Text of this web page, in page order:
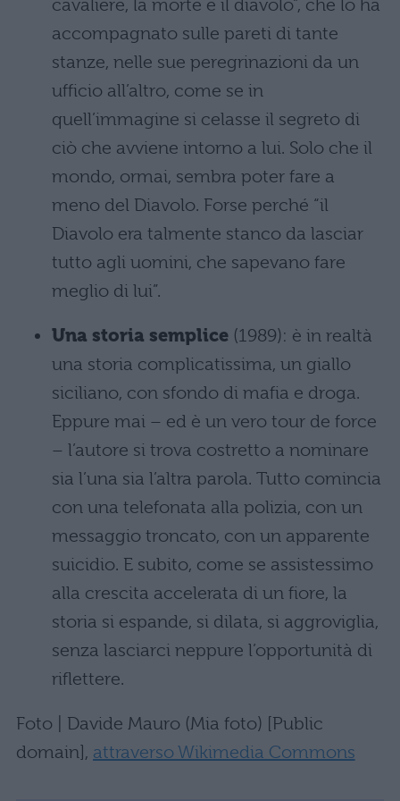
cavaliere, la morte e il diavolo”, che lo ha
accompagnato sulle pareti di tante
stanze, nelle sue peregrinazioni da un
ufficio all’altro, come se in
quell’immagine si celasse il segreto di
ciò che avviene intorno a lui. Solo che il
mondo, ormai, sembra poter fare a
meno del Diavolo. Forse perché “il
Diavolo era talmente stanco da lasciar
tutto agli uomini, che sapevano fare
meglio di lui”.
Una storia semplice (1989): è in realtà
una storia complicatissima, un giallo
siciliano, con sfondo di mafia e droga.
Eppure mai – ed è un vero tour de force
– l’autore si trova costretto a nominare
sia l’una sia l’altra parola. Tutto comincia
con una telefonata alla polizia, con un
messaggio troncato, con un apparente
suicidio. E subito, come se assistessimo
alla crescita accelerata di un fiore, la
storia si espande, si dilata, si aggroviglia,
senza lasciarci neppure l’opportunità di
riflettere.
Foto | Davide Mauro (Mia foto) [Public
domain], attraverso Wikimedia Commons